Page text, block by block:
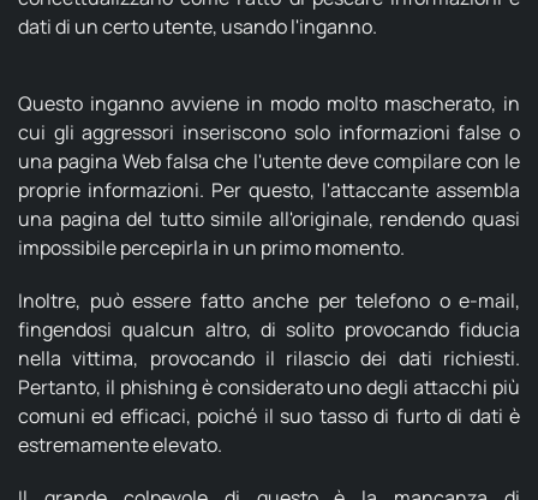
dati di un certo utente, usando l'inganno.
Questo inganno avviene in modo molto mascherato, in
cui gli aggressori inseriscono solo informazioni false o
una pagina Web falsa che l'utente deve compilare con le
proprie informazioni. Per questo, l'attaccante assembla
una pagina del tutto simile all'originale, rendendo quasi
impossibile percepirla in un primo momento.
Inoltre, può essere fatto anche per telefono o e-mail,
fingendosi qualcun altro, di solito provocando fiducia
nella vittima, provocando il rilascio dei dati richiesti.
Pertanto, il phishing è considerato uno degli attacchi più
comuni ed efficaci, poiché il suo tasso di furto di dati è
estremamente elevato.